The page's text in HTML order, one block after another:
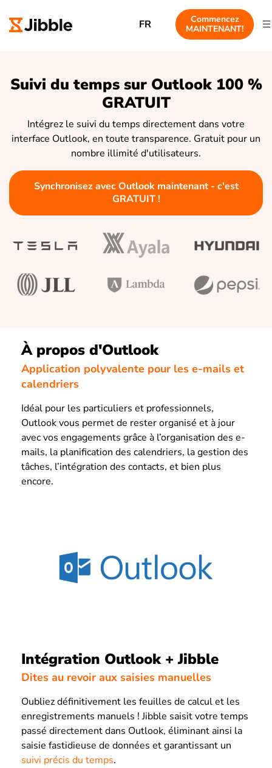
FR
Commencez
MAINTENANT!
Suivi du temps sur Outlook 100 %
GRATUIT
Intégrez le suivi du temps directement dans votre
interface Outlook, en toute transparence. Gratuit pour un
nombre illimité d'utilisateurs.
Synchronisez avec Outlook maintenant - c'est
GRATUIT !
À propos d'Outlook
Application polyvalente pour les e-mails et
calendriers
Idéal pour les particuliers et professionnels,
Outlook vous permet de rester organisé et à jour
avec vos engagements grâce à l’organisation des e-
mails, la planification des calendriers, la gestion des
tâches, l’intégration des contacts, et bien plus
encore.
Intégration Outlook + Jibble
Dites au revoir aux saisies manuelles
Oubliez définitivement les feuilles de calcul et les
enregistrements manuels ! Jibble saisit votre temps
passé directement dans Outlook, éliminant ainsi la
saisie fastidieuse de données et garantissant un
suivi précis du temps.